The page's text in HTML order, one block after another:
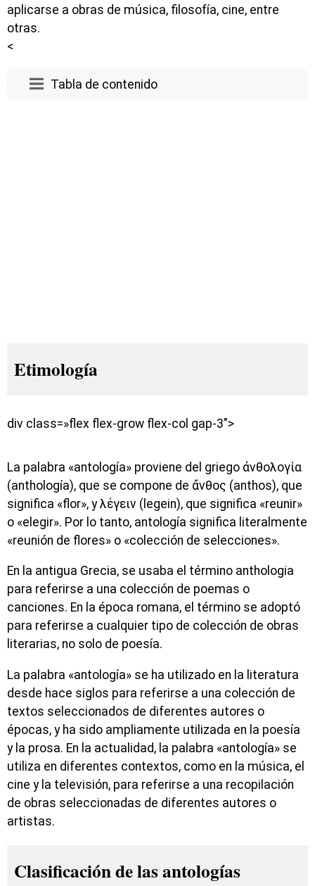
aplicarse a obras de música, filosofía, cine, entre
otras.
<
Tabla de contenido
Etimología
div class=»flex flex-grow flex-col gap-3″>
La palabra «antología» proviene del griego ἀνθολογία
(anthología), que se compone de ἄνθος (anthos), que
significa «flor», y λέγειν (legein), que significa «reunir»
o «elegir». Por lo tanto, antología significa literalmente
«reunión de flores» o «colección de selecciones».
En la antigua Grecia, se usaba el término anthologia
para referirse a una colección de poemas o
canciones. En la época romana, el término se adoptó
para referirse a cualquier tipo de colección de obras
literarias, no solo de poesía.
La palabra «antología» se ha utilizado en la literatura
desde hace siglos para referirse a una colección de
textos seleccionados de diferentes autores o
épocas, y ha sido ampliamente utilizada en la poesía
y la prosa. En la actualidad, la palabra «antología» se
utiliza en diferentes contextos, como en la música, el
cine y la televisión, para referirse a una recopilación
de obras seleccionadas de diferentes autores o
artistas.
Clasificación de las antologías